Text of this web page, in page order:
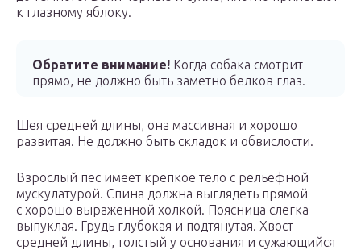
к глазному яблоку.
Обратите внимание! Когда собака смотрит
прямо, не должно быть заметно белков глаз.
Шея средней длины, она массивная и хорошо
развитая. Не должно быть складок и обвислости.
Взрослый пес имеет крепкое тело с рельефной
мускулатурой. Спина должна выглядеть прямой
с хорошо выраженной холкой. Поясница слегка
выпуклая. Грудь глубокая и подтянутая. Хвост
средней длины, толстый у основания и сужающийся